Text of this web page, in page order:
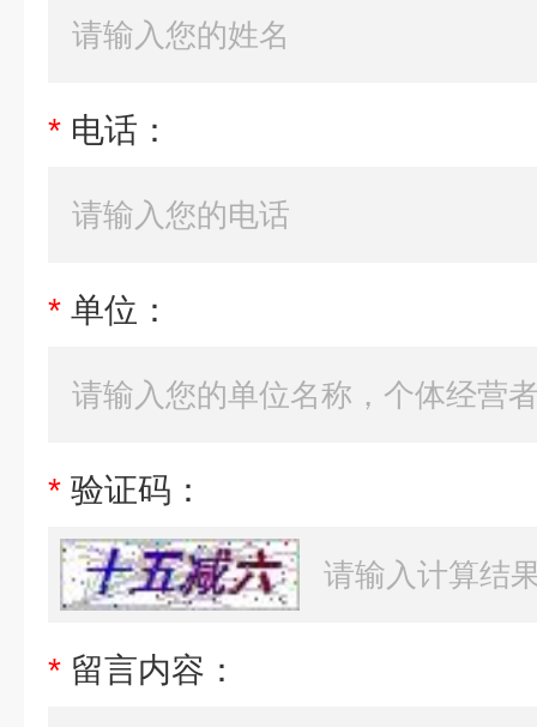
* 电话：
* 单位：
* 验证码：
* 留言内容：